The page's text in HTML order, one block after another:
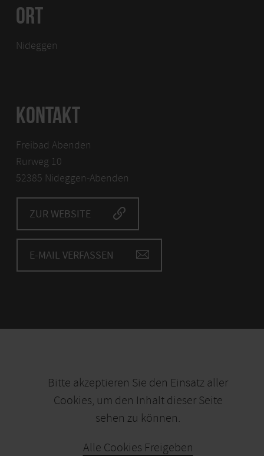
ORT
Nideggen
KONTAKT
Freibad Abenden
Rurweg 10
52385 Nideggen-Abenden
ZUR WEBSITE
E-MAIL VERFASSEN
Bitte akzeptieren Sie den Einsatz aller
Cookies, um den Inhalt dieser Seite
sehen zu können.
Alle Cookies Freigeben